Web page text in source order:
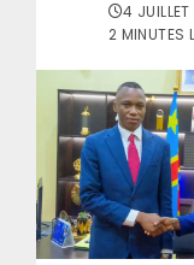
4
2 MINUTES